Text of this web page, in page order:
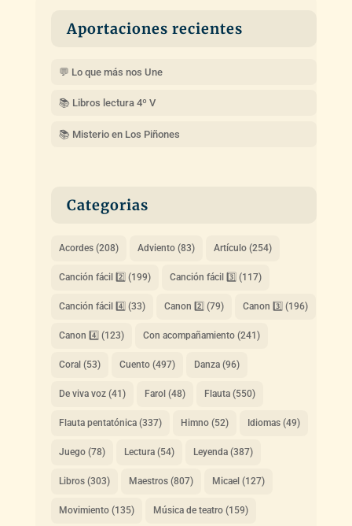
Aportaciones recientes
💬 Lo que más nos Une
📚 Libros lectura 4º V
📚 Misterio en Los Piñones
Categorias
Acordes(208) Adviento(83) Artículo(254)
Canción fácil 2️⃣ (199) Canción fácil 3️⃣ (117)
Canción fácil 4️⃣ (33) Canon 2️⃣ (79) Canon 3️⃣ (196)
Canon 4️⃣ (123) Con acompañamiento(241)
Coral (53) Cuento(497) Danza(96)
De viva voz(41) Farol (48) Flauta(550)
Flauta pentatónica(337) Himno(52) Idiomas(49)
Juego(78) Lectura(54) Leyenda(387)
Libros(303) Maestros(807) Micael (127)
Movimiento(135) Música de teatro(159)